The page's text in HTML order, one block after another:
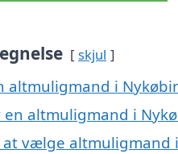
skjul
altmuligmand i
en altmuligmand i
at vælge altmuligmand